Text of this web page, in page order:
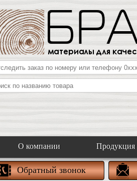
О компании Продукция
Обратный звонок